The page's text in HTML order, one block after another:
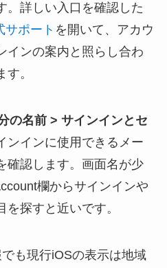
。詳しい入口を確認した
サポート を開いて、アカウ
インの案内と照らし合わ
。
の名前 > サインインとセ
ンインに使用できるメー
確認します。画面名が少
欄からサインインや
探すと近いです。
も現行iOSの表示は地域